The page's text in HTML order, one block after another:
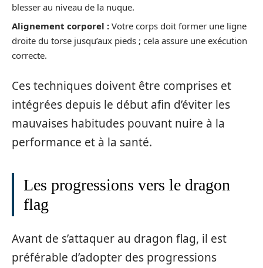
blesser au niveau de la nuque.
Alignement corporel : Votre corps doit former une ligne
droite du torse jusqu’aux pieds ; cela assure une exécution
correcte.
Ces techniques doivent être comprises et
intégrées depuis le début afin d’éviter les
mauvaises habitudes pouvant nuire à la
performance et à la santé.
Les progressions vers le dragon
flag
Avant de s’attaquer au dragon flag, il est
préférable d’adopter des progressions